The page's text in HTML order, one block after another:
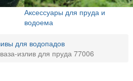
Аксессуары для пруда и
водоема
для водопадов
излив для пруда 77006